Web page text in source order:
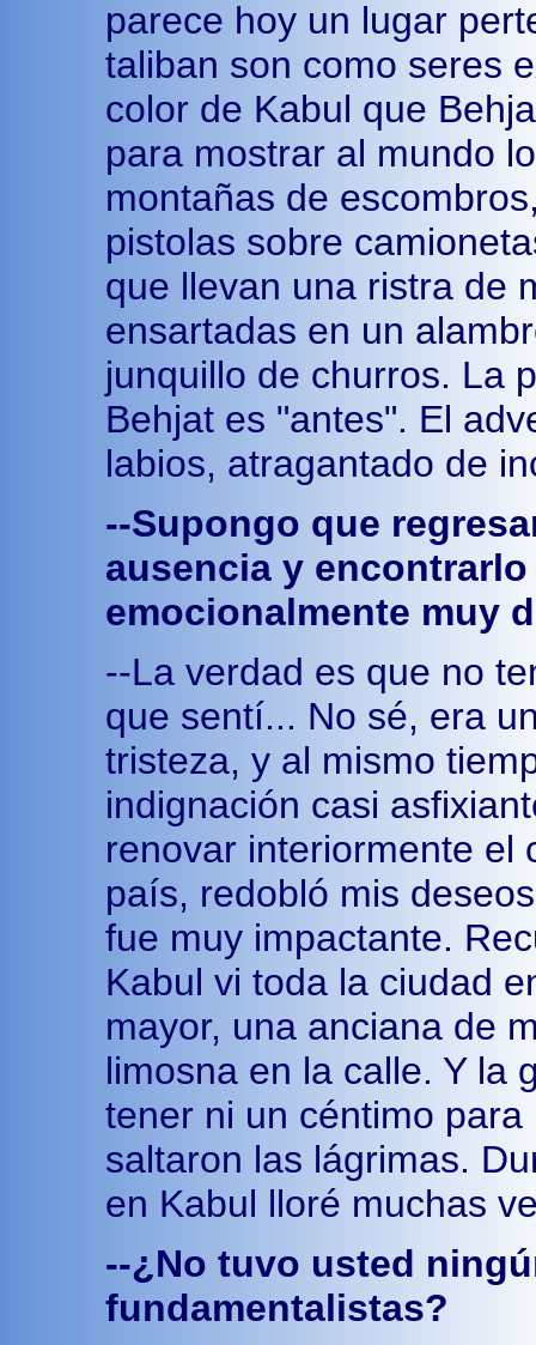
parece hoy un lugar
taliban son como seres
color de Kabul que
para mostrar al mundo
montañas de
pistolas sobre
que llevan una ristra de
ensartadas en un
junquillo de churros. La
Behjat es "antes". El
labios, atragantado de
--Supongo que
ausencia y
emocionalmente muy
--La verdad es que no
que sentí... No sé, era
tristeza, y al mismo
indignación casi
renovar interiormente el
país, redobló mis
fue muy impactante.
Kabul vi toda la ciudad
mayor, una anciana de
limosna en la calle. Y la
tener ni un céntimo
saltaron las lágrimas.
en Kabul lloré muchas
--¿No tuvo usted
fundamentalistas?